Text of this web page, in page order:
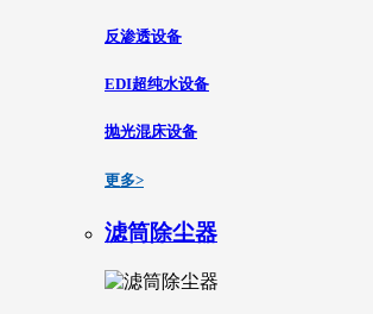
反渗透设备
EDI超纯水设备
抛光混床设备
更多>
滤筒除尘器